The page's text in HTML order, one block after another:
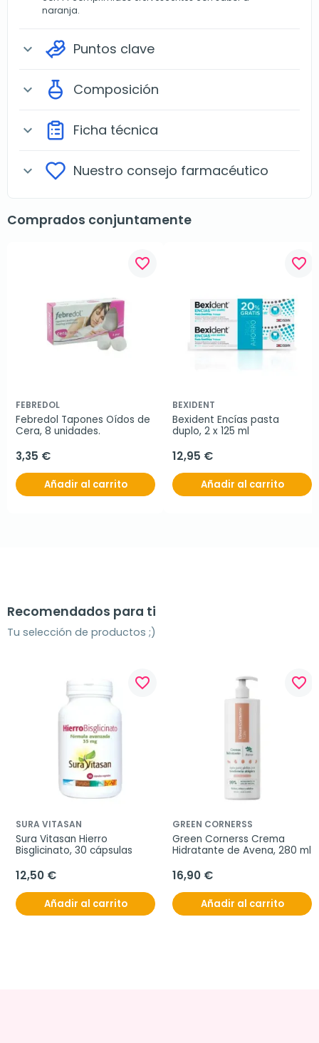
naranja.
expand_more Puntos clave
expand_more Composición
expand_more Ficha técnica
expand_more Nuestro consejo farmacéutico
Comprados conjuntamente
favorite_border
FEBREDOL
Febredol Tapones Oídos de
Cera, 8 unidades.
3,35 €
Añadir al carrito
favorite_border
BEXIDENT
Bexident Encías pasta
duplo, 2 x 125 ml
12,95 €
Añadir al carrito
Recomendados para ti
Tu selección de productos ;)
favorite_border
SURA VITASAN
Sura Vitasan Hierro
Bisglicinato, 30 cápsulas
12,50 €
Añadir al carrito
favorite_border
GREEN CORNERSS
Green Cornerss Crema
Hidratante de Avena, 280 ml
16,90 €
Añadir al carrito